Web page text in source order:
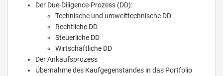
Der Due-Diligence-Prozess (DD):
Technische und umwelttechnische DD
Rechtliche DD
Steuerliche DD
Wirtschaftliche DD
Der Ankaufsprozess
Übernahme des Kaufgegenstandes in das Portfolio